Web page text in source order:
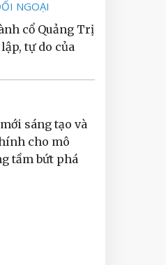
NGOẠI
cổ Quảng Trị
tự do của
sáng tạo và
cho mô
tầm bứt phá